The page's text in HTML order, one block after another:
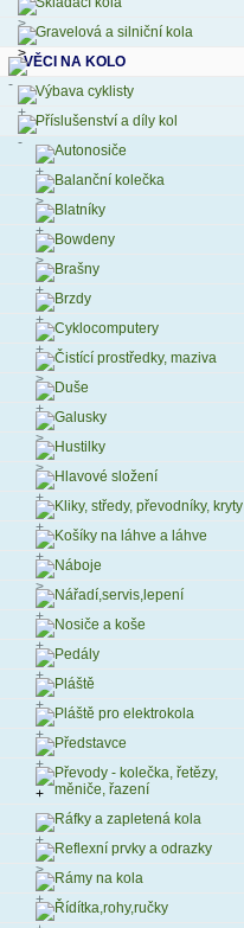
Gravelová a silniční kola
VĚCI NA KOLO
Výbava cyklisty
Příslušenství a díly kol
Autonosiče
Balanční kolečka
Blatníky
Bowdeny
Brašny
Brzdy
Cyklocomputery
Čistící prostředky, maziva
Duše
Galusky
Hustilky
Hlavové složení
Kliky, středy, převodníky, kryty
Košíky na láhve a láhve
Náboje
Nářadí,servis,lepení
Nosiče a koše
Pedály
Pláště
Pláště pro elektrokola
Představce
Převody - kolečka, řetězy,
měniče, řazení
Ráfky a zapletená kola
Reflexní prvky a odrazky
Rámy na kola
Řídítka,rohy,ručky